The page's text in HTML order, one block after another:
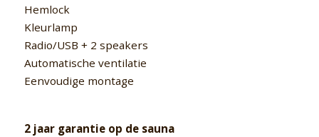
Hemlock
Kleurlamp
Radio/USB + 2 speakers
Automatische ventilatie
Eenvoudige montage
2 jaar garantie op de sauna